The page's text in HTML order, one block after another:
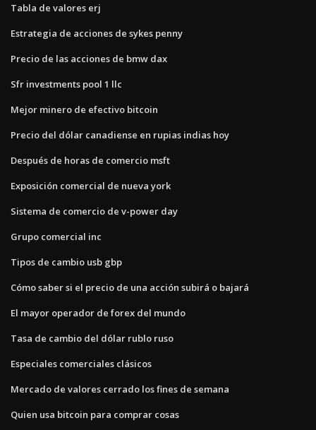
Tabla de valores erj
Estrategia de acciones de sykes penny
Precio de las acciones de bmw dax
Sfr investments pool 1 llc
Mejor minero de efectivo bitcoin
Precio del dólar canadiense en rupias indias hoy
Después de horas de comercio msft
Exposición comercial de nueva york
Sistema de comercio de v-power day
Grupo comercial inc
Tipos de cambio usb gbp
Cómo saber si el precio de una acción subirá o bajará
El mayor operador de forex del mundo
Tasa de cambio del dólar rublo ruso
Especiales comerciales clásicos
Mercado de valores cerrado los fines de semana
Quien usa bitcoin para comprar cosas